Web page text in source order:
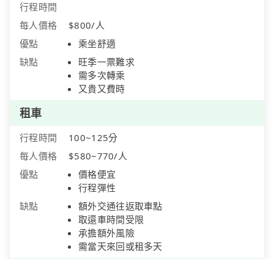
行程時間
每人價格
$800/人
優點
乘坐舒適
缺點
旺季一票難求
需多次轉乘
又貴又費時
租車
行程時間
100~125分
每人價格
$580~770/人
優點
價格便宜
行程彈性
缺點
額外交通往返取車點
取還車時間受限
承擔額外風險
需當天來回或租多天